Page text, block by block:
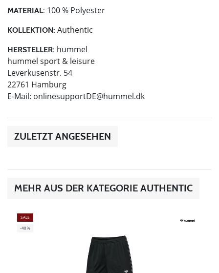
MATERIAL: 100 % Polyester
KOLLEKTION: Authentic
HERSTELLER: hummel
hummel sport & leisure
Leverkusenstr. 54
22761 Hamburg
E-Mail: onlinesupportDE@hummel.dk
ZULETZT ANGESEHEN
MEHR AUS DER KATEGORIE AUTHENTIC
SALE
-40%